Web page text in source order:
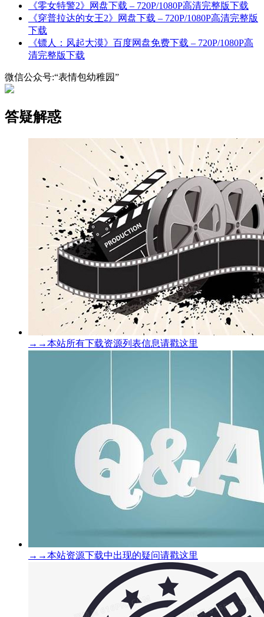
《零女特警2》网盘下载 – 720P/1080P高清完整版下载
《穿普拉达的女王2》网盘下载 – 720P/1080P高清完整版
下载
《镖人：风起大漠》百度网盘免费下载 – 720P/1080P高
清完整版下载
微信公众号:“表情包幼稚园”
答疑解惑
→→本站所有下载资源列表信息请戳这里
→→本站资源下载中出现的疑问请戳这里